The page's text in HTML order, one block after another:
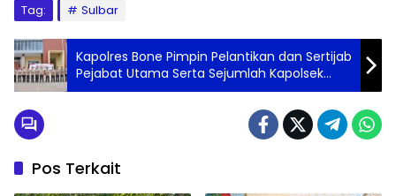
Tag: Sulbar
Kapolres Bone Pimpin Pelantikan dan Sertijab
Pejabat Utama Serta Sejumlah Kapolsek
Jajaran
Pos Terkait